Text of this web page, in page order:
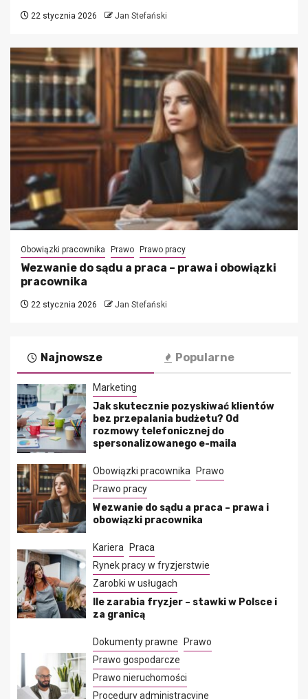
22 stycznia 2026 Jan Stefański
Obowiązki pracownika Prawo Prawo pracy
Wezwanie do sądu a praca – prawa i obowiązki
pracownika
22 stycznia 2026 Jan Stefański
Najnowsze Popularne
Marketing
Jak skutecznie pozyskiwać klientów
bez przepalania budżetu? Od
rozmowy telefonicznej do
spersonalizowanego e-maila
Obowiązki pracownika
Prawo
Prawo pracy
Wezwanie do sądu a praca – prawa i
obowiązki pracownika
Kariera
Praca
Rynek pracy w fryzjerstwie
Zarobki w usługach
Ile zarabia fryzjer – stawki w Polsce i
za granicą
Dokumenty prawne
Prawo
Prawo gospodarcze
Prawo nieruchomości
Procedury administracyjne